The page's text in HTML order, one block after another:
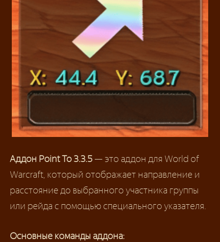
Аддон Point To 3.3.5 — это аддон для World of
Warcraft, который отображает направление и
расстояние до выбранного участника группы
или рейда с помощью специального указателя.
Основные команды аддона: